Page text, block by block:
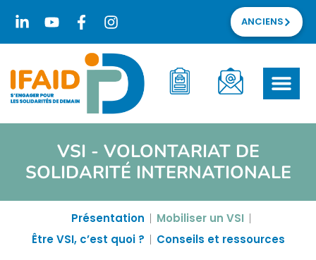
ANCIENS
VSI - VOLONTARIAT DE
SOLIDARITÉ INTERNATIONALE
Présentation
Mobiliser un VSI
Être VSI, c’est quoi ?
Conseils et ressources